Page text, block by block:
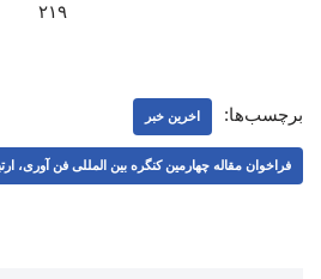
۲۱۹
برچسب‌ها: اخرین خبر
فراخوان مقاله چهارمین کنگره بین المللی فن آوری،